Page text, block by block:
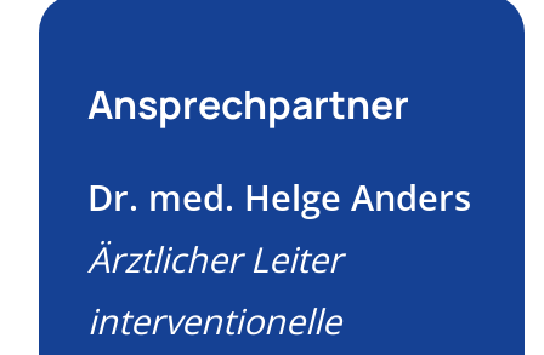
Ansprechpartner
Dr. med. Helge Anders
Ärztlicher Leiter
interventionelle